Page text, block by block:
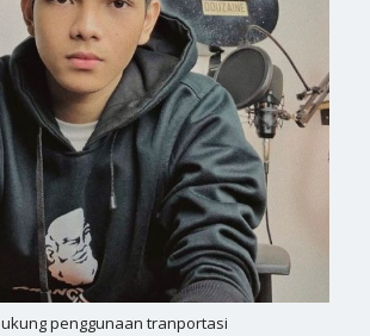
penggunaan tranportasi